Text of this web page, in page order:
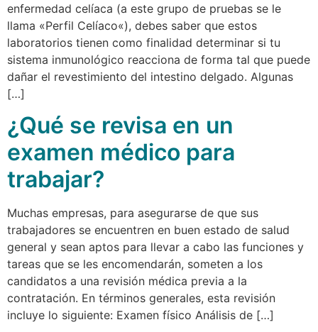
enfermedad celíaca (a este grupo de pruebas se le
llama «Perfil Celíaco«), debes saber que estos
laboratorios tienen como finalidad determinar si tu
sistema inmunológico reacciona de forma tal que puede
dañar el revestimiento del intestino delgado. Algunas
[…]
¿Qué se revisa en un
examen médico para
trabajar?
Muchas empresas, para asegurarse de que sus
trabajadores se encuentren en buen estado de salud
general y sean aptos para llevar a cabo las funciones y
tareas que se les encomendarán, someten a los
candidatos a una revisión médica previa a la
contratación. En términos generales, esta revisión
incluye lo siguiente: Examen físico Análisis de […]